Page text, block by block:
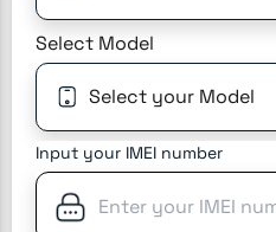
Select Model
Select your Model
Input your IMEI number